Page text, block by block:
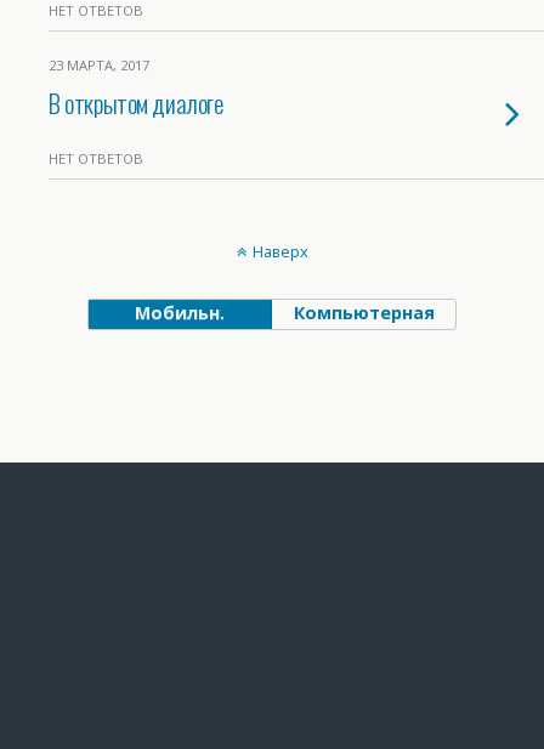
НЕТ ОТВЕТОВ
23 МАРТА, 2017
В открытом диалоге
НЕТ ОТВЕТОВ
Наверх
Мобильн. Компьютерная